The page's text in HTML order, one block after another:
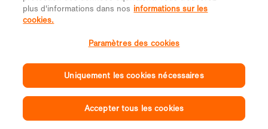
plus d'informations dans nos informations sur les
cookies.
Paramètres des cookies
Uniquement les cookies nécessaires
Accepter tous les cookies